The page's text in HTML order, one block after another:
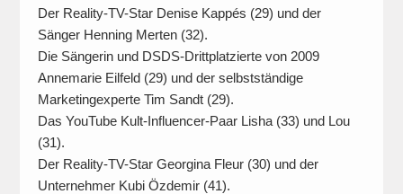
Der Reality-TV-Star Denise Kappés (29) und der
Sänger Henning Merten (32).
Die Sängerin und DSDS-Drittplatzierte von 2009
Annemarie Eilfeld (29) und der selbstständige
Marketingexperte Tim Sandt (29).
Das YouTube Kult-Influencer-Paar Lisha (33) und Lou
(31).
Der Reality-TV-Star Georgina Fleur (30) und der
Unternehmer Kubi Özdemir (41).